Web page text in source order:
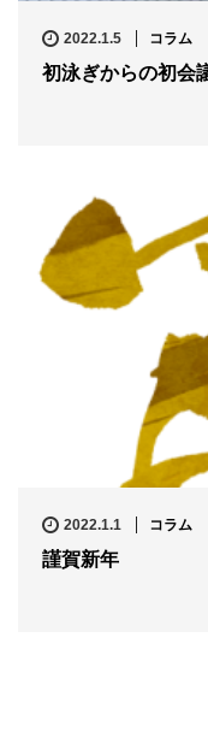
2022.1.5 コラム
初泳ぎからの初会
2022.1.1 コラム
謹賀新年